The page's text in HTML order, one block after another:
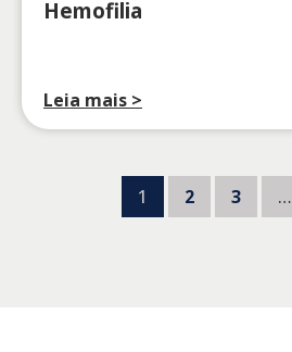
Hemofilia
Leia mais >
1 2 3 …